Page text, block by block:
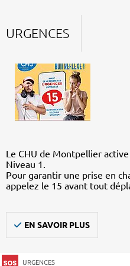
URGENCES
Le CHU de Montpellier
Niveau 1.
Pour garantir une prise en
appelez le 15 avant tout
EN SAVOIR PLUS
URGENCES